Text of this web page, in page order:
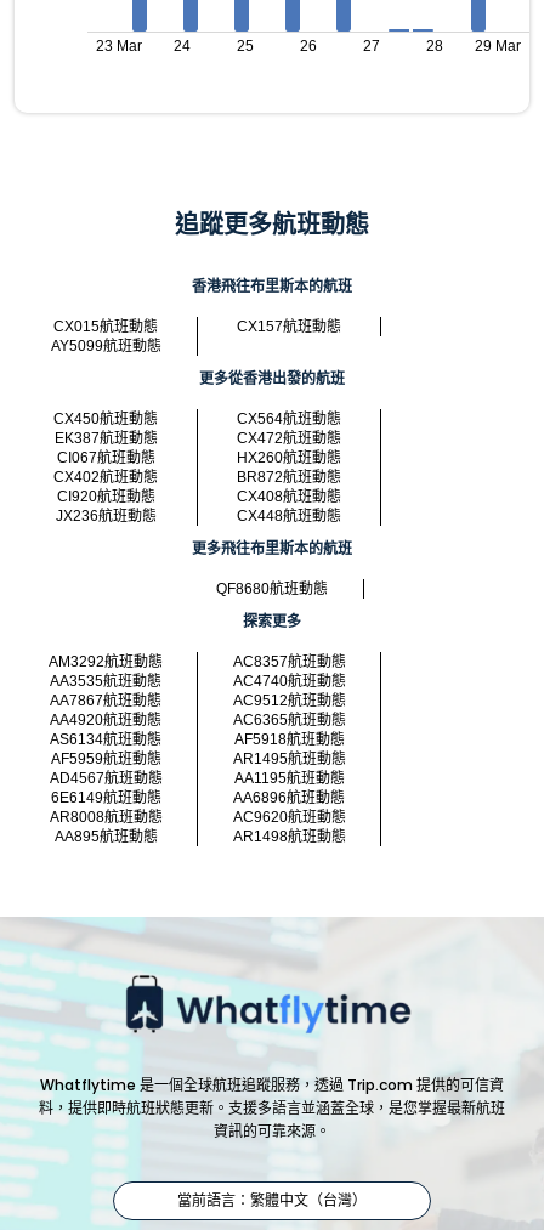
23 Mar 24 25 26 27 28 29 Mar
追蹤更多航班動態
香港飛往布里斯本的航班
CX015航班動態
CX157航班動態
AY5099航班動態
更多從香港出發的航班
CX450航班動態
CX564航班動態
EK387航班動態
CX472航班動態
CI067航班動態
HX260航班動態
CX402航班動態
BR872航班動態
CI920航班動態
CX408航班動態
JX236航班動態
CX448航班動態
更多飛往布里斯本的航班
QF8680航班動態
探索更多
AM3292航班動態
AC8357航班動態
AA3535航班動態
AC4740航班動態
AA7867航班動態
AC9512航班動態
AA4920航班動態
AC6365航班動態
AS6134航班動態
AF5918航班動態
AF5959航班動態
AR1495航班動態
AD4567航班動態
AA1195航班動態
6E6149航班動態
AA6896航班動態
AR8008航班動態
AC9620航班動態
AA895航班動態
AR1498航班動態
Whatflytime 是一個全球航班追蹤服務，透過 Trip.com 提供的可信資
料，提供即時航班狀態更新。支援多語言並涵蓋全球，是您掌握最新航班
資訊的可靠來源。
當前語言：繁體中文（台灣）